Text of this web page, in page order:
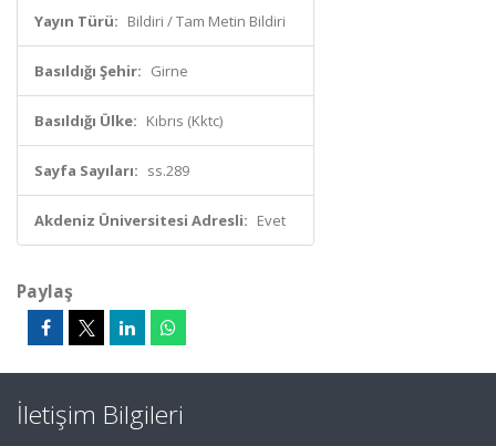
Yayın Türü: Bildiri / Tam Metin Bildiri
Basıldığı Şehir: Girne
Basıldığı Ülke: Kıbrıs (Kktc)
Sayfa Sayıları: ss.289
Akdeniz Üniversitesi Adresli: Evet
Paylaş
İletişim Bilgileri